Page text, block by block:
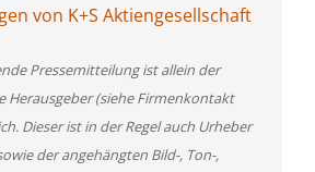
von K+S Aktiengesellschaft
Pressemitteilung ist allein der
Herausgeber (siehe Firmenkontakt
Dieser ist in der Regel auch Urheber
der angehängten Bild-, Ton-,